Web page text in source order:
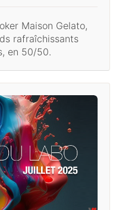
Maison Gelato,
rafraîchissants
en 50/50.